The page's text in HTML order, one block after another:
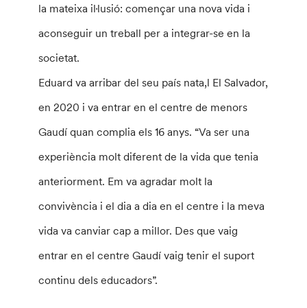
la mateixa il·lusió: començar una nova vida i
aconseguir un treball per a integrar-se en la
societat.
Eduard va arribar del seu país nata,l El Salvador,
en 2020 i va entrar en el centre de menors
Gaudí quan complia els 16 anys. “Va ser una
experiència molt diferent de la vida que tenia
anteriorment. Em va agradar molt la
convivència i el dia a dia en el centre i la meva
vida va canviar cap a millor. Des que vaig
entrar en el centre Gaudí vaig tenir el suport
continu dels educadors”.